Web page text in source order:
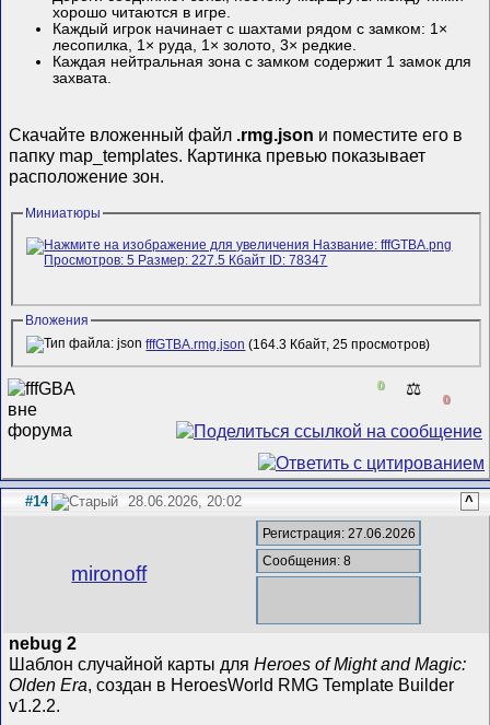
хорошо читаются в игре.
Каждый игрок начинает с шахтами рядом с замком: 1×
лесопилка, 1× руда, 1× золото, 3× редкие.
Каждая нейтральная зона с замком содержит 1 замок для
захвата.
Скачайте вложенный файл .rmg.json и поместите его в
папку map_templates. Картинка превью показывает
расположение зон.
Миниатюры
Вложения
fffGTBA.rmg.json (164.3 Кбайт, 25 просмотров)
0 ⚖️
0
#14 28.06.2026, 20:02 ^
mironoff
Регистрация: 27.06.2026
Сообщения: 8
nebug 2
Шаблон случайной карты для Heroes of Might and Magic:
Olden Era , создан в HeroesWorld RMG Template Builder
v1.2.2.